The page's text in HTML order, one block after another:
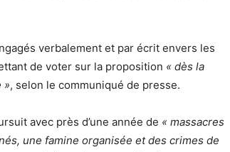
verbalement et par écrit envers les
de voter sur la proposition « dès la
», selon le communiqué de presse.
avec près d’une année de « massacres
une famine organisée et des crimes de